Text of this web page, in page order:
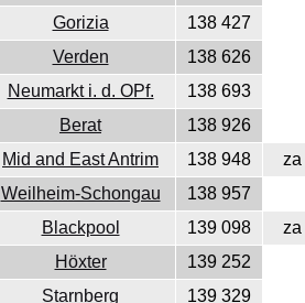
Gorizia
138 427
Verden
138 626
Neumarkt i. d. OPf.
138 693
Berat
138 926
Mid and East Antrim 138 948
za
Weilheim-Schongau
138 957
Blackpool 139 098
za
Höxter
139 252
Starnberg
139 329